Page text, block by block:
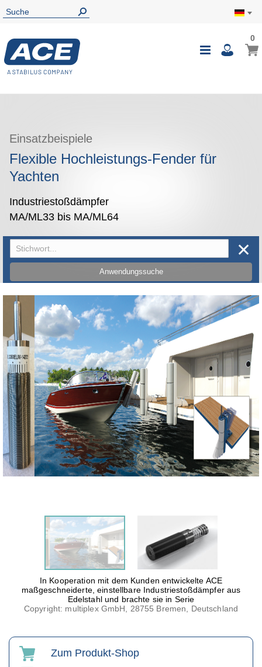
00
Einsatzbeispiele
Flexible Hochleistungs-Fender für
Yachten
Industriestoßdämpfer
MA/ML33 bis MA/ML64
Anwendungssuche
✕
In Kooperation mit dem Kunden entwickelte ACE
maßgeschneiderte, einstellbare Industriestoßdämpfer aus
Edelstahl und brachte sie in Serie
Copyright: multiplex GmbH, 28755 Bremen, Deutschland
Zum Produkt-Shop